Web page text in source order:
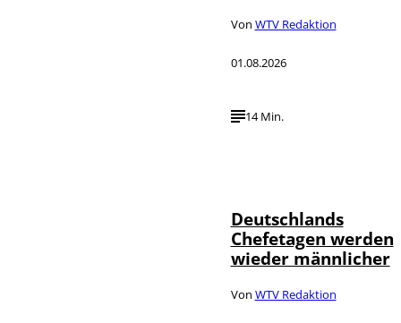
Von WTV Redaktion
01.08.2026
14 Min.
Deutschlands
Chefetagen werden
wieder männlicher
Von WTV Redaktion